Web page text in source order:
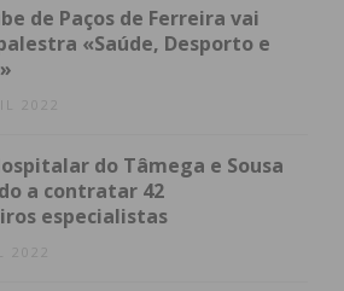
de Paços de Ferreira vai
«Saúde, Desporto e
2022
do Tâmega e Sousa
a contratar 42
especialistas
2022